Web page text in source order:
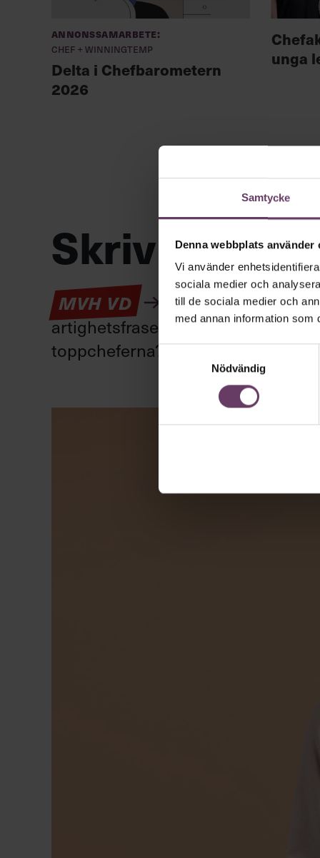
Samtycke
Denna webbplats använder
Vi använder
sociala medier och
till de sociala medier och
med annan information som
Nödvändig
Annonssamarbete:
Chef + Winningtemp
Delta i Chefbarometern
2026
unga
Skriv som en
MVH VD
Kan en app som
artighetsfraser, men gärna stavfel
toppcheferna?